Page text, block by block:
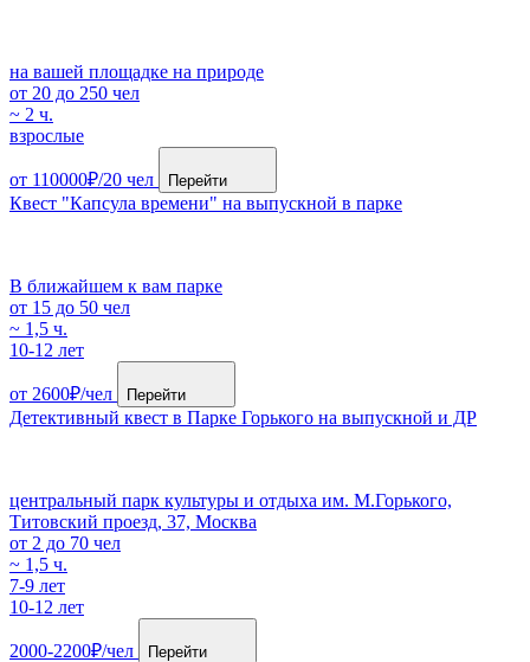
на вашей площадке на природе
от 20 до 250 чел
~ 2 ч.
взрослые
от 110000₽/20 чел Перейти
Квест "Капсула времени" на выпускной в парке
В ближайшем к вам парке
от 15 до 50 чел
~ 1,5 ч.
10-12 лет
от 2600₽/чел Перейти
Детективный квест в Парке Горького на выпускной и ДР
центральный парк культуры и отдыха им. М.Горькогo,
Титовский проезд, 37, Москва
от 2 до 70 чел
~ 1,5 ч.
7-9 лет
10-12 лет
2000-2200₽/чел Перейти